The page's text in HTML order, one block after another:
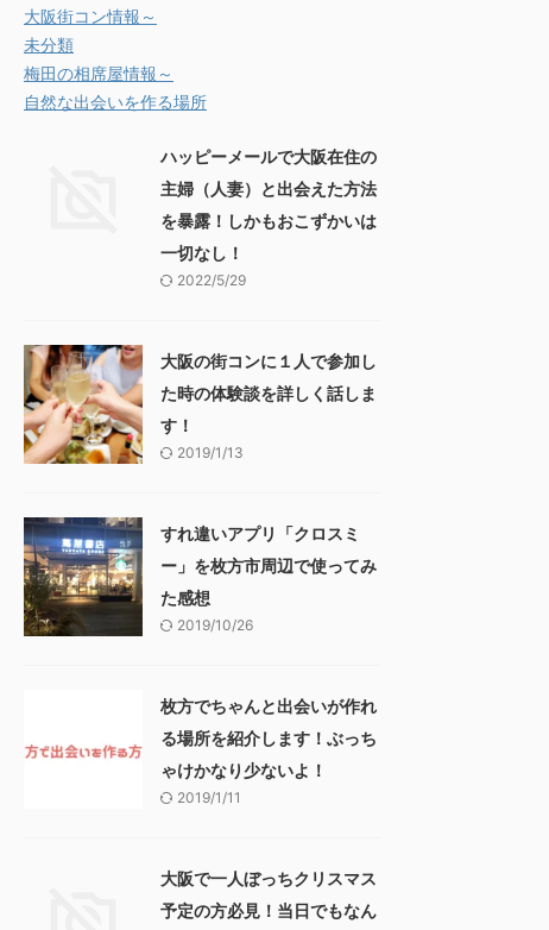
大阪街コン情報～
未分類
梅田の相席屋情報～
自然な出会いを作る場所
ハッピーメールで大阪在住の
主婦（人妻）と出会えた方法
を暴露！しかもおこずかいは
一切なし！
2022/5/29
大阪の街コンに１人で参加し
た時の体験談を詳しく話しま
す！
2019/1/13
すれ違いアプリ「クロスミ
ー」を枚方市周辺で使ってみ
た感想
2019/10/26
枚方でちゃんと出会いが作れ
る場所を紹介します！ぶっち
ゃけかなり少ないよ！
2019/1/11
大阪で一人ぼっちクリスマス
予定の方必見！当日でもなん